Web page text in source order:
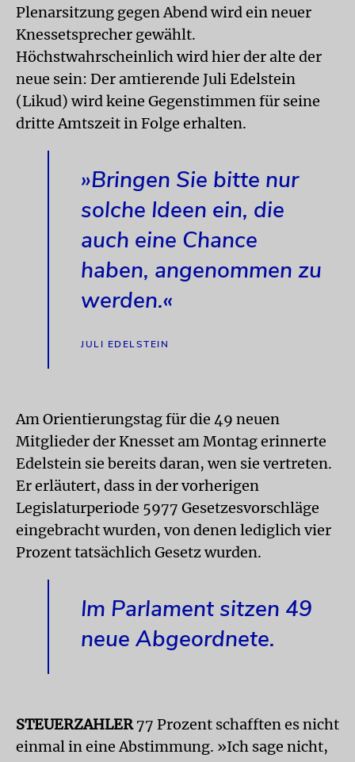
Plenarsitzung gegen Abend wird ein neuer
Knessetsprecher gewählt.
Höchstwahrscheinlich wird hier der alte der
neue sein: Der amtierende Juli Edelstein
(Likud) wird keine Gegenstimmen für seine
dritte Amtszeit in Folge erhalten.
»Bringen Sie bitte nur
solche Ideen ein, die
auch eine Chance
haben, angenommen zu
werden.«
JULI EDELSTEIN
Am Orientierungstag für die 49 neuen
Mitglieder der Knesset am Montag erinnerte
Edelstein sie bereits daran, wen sie vertreten.
Er erläutert, dass in der vorherigen
Legislaturperiode 5977 Gesetzesvorschläge
eingebracht wurden, von denen lediglich vier
Prozent tatsächlich Gesetz wurden.
Im Parlament sitzen 49
neue Abgeordnete.
STEUERZAHLER77 Prozent schafften es nicht
einmal in eine Abstimmung. »Ich sage nicht,